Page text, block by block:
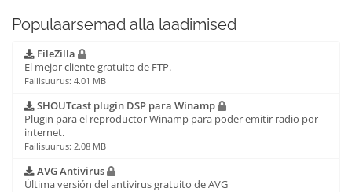
Populaarsemad alla laadimised
FileZilla
El mejor cliente gratuito de FTP.
Failisuurus: 4.01 MB
SHOUTcast plugin DSP para Winamp
Plugin para el reproductor Winamp para poder emitir radio por
internet.
Failisuurus: 2.08 MB
AVG Antivirus
Última versión del antivirus gratuito de AVG